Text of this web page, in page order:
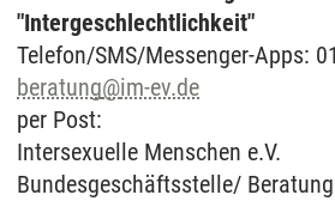
"Intergeschlechtlichkeit"
Telefon/SMS/Messenger-Apps:
beratung@im-ev.de
per Post:
Intersexuelle Menschen e.V.
Bundesgeschäftsstelle/ Beratung